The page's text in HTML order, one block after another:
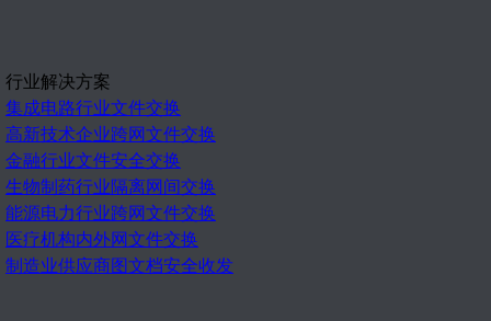
行业解决方案
集成电路行业文件交换
高新技术企业跨网文件交换
金融行业文件安全交换
生物制药行业隔离网间交换
能源电力行业跨网文件交换
医疗机构内外网文件交换
制造业供应商图文档安全收发